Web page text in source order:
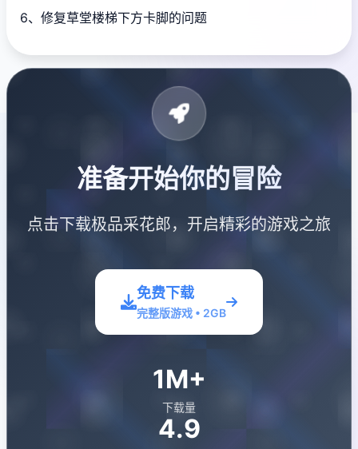
6、修复草堂楼梯下方卡脚的问题
准备开始你的冒险
点击下载极品采花郎，开启精彩的游戏之旅
免费下载
完整版游戏 • 2GB
1M+
下载量
4.9